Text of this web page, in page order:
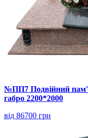
№ПП7 Подвійний
габро 2200*2000
від 86700 грн